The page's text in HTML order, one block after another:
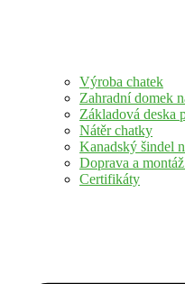
Výroba chatek
Zahradní domek
Základová deska
Nátěr chatky
Kanadský šindel
Doprava a
Certifikáty